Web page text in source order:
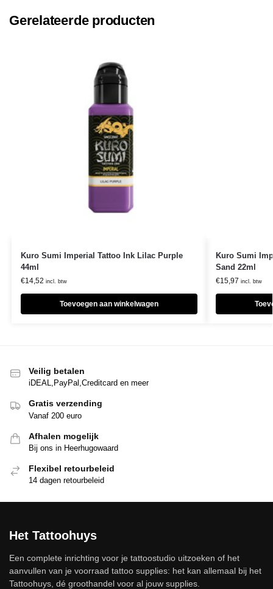
Gerelateerde producten
Kuro Sumi Imperial Tattoo Ink Lilac Purple
44ml
€14,52 incl. btw
Toevoegen aan winkelwagen
Kuro Sumi
Sand 22ml
€15,97 incl. btw
Veilig betalen
iDEAL,PayPal,Creditcard en meer
Gratis verzending
Vanaf 200 euro
Afhalen mogelijk
Bij ons in Heerhugowaard
Flexibel retourbeleid
14 dagen retourbeleid
Het Tattoohuys
Een complete inrichting voor je tattoostudio uitzoeken of het
aanvullen van je voorraad tattoo supplies: het kan allemaal bij het
Tattoohuys, dé groothandel voor al jouw supplies.